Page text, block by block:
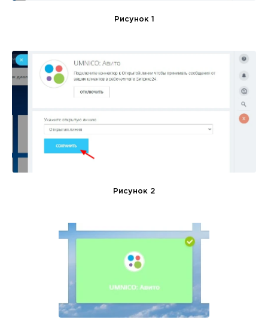
Рисунок 1
Рисунок 2